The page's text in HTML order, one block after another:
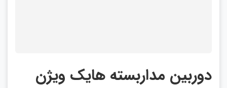
دوربین مداربسته هایک ویژن